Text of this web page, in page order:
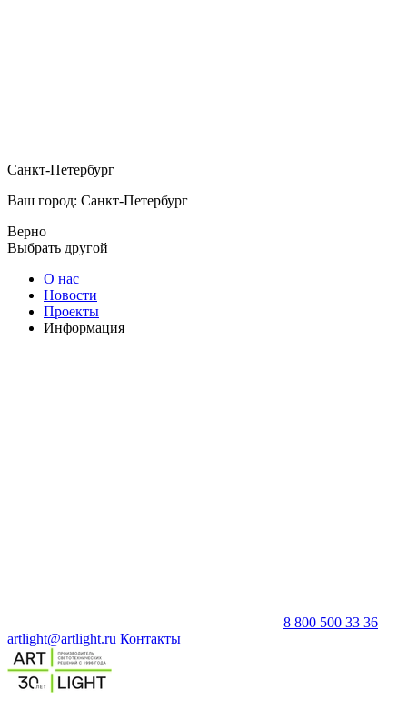
Санкт-Петербург
Ваш город: Санкт-Петербург
Верно
Выбрать другой
О нас
Новости
Проекты
Информация
8 800 500 33 36
artlight@artlight.ru Контакты